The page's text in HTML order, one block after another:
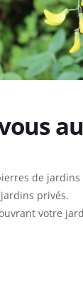
de jardins
privés.
votre